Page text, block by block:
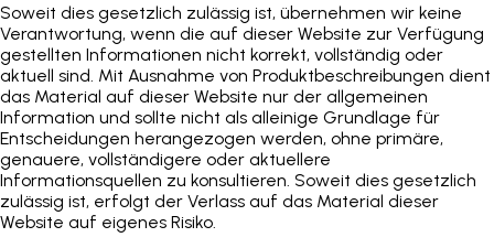
Soweit dies gesetzlich zulässig ist, übernehmen wir keine
Verantwortung, wenn die auf dieser Website zur Verfügung
gestellten Informationen nicht korrekt, vollständig oder
aktuell sind. Mit Ausnahme von Produktbeschreibungen dient
das Material auf dieser Website nur der allgemeinen
Information und sollte nicht als alleinige Grundlage für
Entscheidungen herangezogen werden, ohne primäre,
genauere, vollständigere oder aktuellere
Informationsquellen zu konsultieren. Soweit dies gesetzlich
zulässig ist, erfolgt der Verlass auf das Material dieser
Website auf eigenes Risiko.